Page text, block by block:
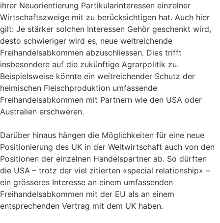
ihrer Neuorientierung Partikularinteressen einzelner
Wirtschaftszweige mit zu berücksichtigen hat. Auch hier
gilt: Je stärker solchen Interessen Gehör geschenkt wird,
desto schwieriger wird es, neue weitreichende
Freihandelsabkommen abzuschliessen. Dies trifft
insbesondere auf die zukünftige Agrarpolitik zu.
Beispielsweise könnte ein weitreichender Schutz der
heimischen Fleischproduktion umfassende
Freihandelsabkommen mit Partnern wie den USA oder
Australien erschweren.
Darüber hinaus hängen die Möglichkeiten für eine neue
Positionierung des UK in der Weltwirtschaft auch von den
Positionen der einzelnen Handelspartner ab. So dürften
die USA – trotz der viel zitierten «special relationship» –
ein grösseres Interesse an einem umfassenden
Freihandelsabkommen mit der EU als an einem
entsprechenden Vertrag mit dem UK haben.